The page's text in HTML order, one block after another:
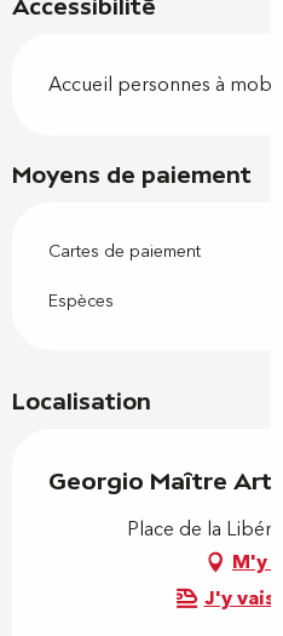
Accessibilité
Accueil personnes à
Moyens de paiement
Cartes de paiement
Espèces
Localisation
Georgio Maître
Place de la
M'y
J'y vais